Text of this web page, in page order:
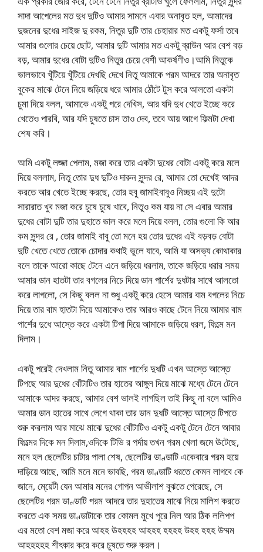
সাদা আপেলের মত দুধ দুটিও আমার সামনে এবার অনাবৃত হল, আমাদের
দুজনের দুধের সাইজ দু রকম, নিতুর দুটি তার চেহারার মত একটু ফর্সা তবে
আমার গুলোর চেয়ে ছোট, আমার দুটি আমার মত একটু ব্রাউন আর বেশ বড়
বড়, আমার দুধের বোটা দুটিও নিতুর চেয়ে বেশী আকর্ষণীও।আমি নিতুকে
ভালভাবে খুঁটিয়ে খুঁটিয়ে দেখছি দেখে নিতু আমাকে পরম আদরে তার অনাবৃত
বুকের মাঝে টেনে নিয়ে জড়িয়ে ধরে আমার ঠোঁটে টুস করে আলতো একটা
চুমা দিয়ে বলল, আমাকে একটু পরে দেখিস, আর যদি দুধ খেতে ইচ্ছে করে
খেতেও পারবি, আর যদি চুষতে চাস তাও দেব, তবে আয় আগে ফিল্মটা দেখা
শেষ করি।
আমি একটু লজ্জা পেলাম, মজা করে তার একটা দুধের বোটা একটু করে মলে
দিয়ে বললাম, নিতু তোর দুধ দুটিও দারুন সুন্দর রে, আমার তো দেখেই আদর
করতে আর খেতে ইচ্ছে করছে, তোর হবু জামাইবাবুও নিচ্ছয় এই দুটো
সারারাত খুব মজা করে চুষে চুষে খাবে, নিতুও কম যায় না সে এবার আমার
দুধের বোটা দুটি তার দুহাতে ভাল করে মলে দিয়ে বলল, তোর গুলো কি আর
কম সুন্দর রে , তোর জামাই বাবু তো মনে হয় তোর দুধের এই বড়বড় বোটা
দুটি খেতে খেতে তোকে চোদার কথাই ভুলে যাবে, আমি যা অসভ্য কোথাকার
বলে তাকে আরো কাছে টেনে এনে জড়িয়ে ধরলাম, তাকে জড়িয়ে ধরার সময়
আমার ডান হাতটা তার বগলের নিচে দিয়ে ডান পার্শের দুধটার সাথে আলতো
করে লাগলো, সে কিছু বলল না শুধু একটু করে হেসে আমার বাম বগলের নিচে
দিয়ে তার বাম হাতটা দিয়ে আমাকেও তার আরও কাছে টেনে নিয়ে আমার বাম
পার্শের দুধে আস্তে করে একটা টিপা দিয়ে আমাকে জড়িয়ে ধরল, ফিল্মে মন
দিলাম।
একটু পরেই দেখলাম নিতু আমার বাম পার্শের দুধটি এখন আস্তে আস্তে
টিপছে আর দুধের বোঁটাটিও তার হাতের আঙ্গুল দিয়ে মাঝে মধ্যে টেনে টেনে
আমাকে আদর করছে, আমার বেশ ভালই লাগছিল তাই কিছু না বলে আমিও
আমার ডান হাতের সাথে লেগে থাকা তার ডান দুধটি আস্তে আস্তে টিপতে
শুরু করলাম আর মাঝে মাঝে দুধের বোঁটাটিও একটু একটু টেনে টেনে আবার
ফিল্মের দিকে মন দিলাম,ওদিকে টিভি র পর্দায় তখন গরম খেলা জমে ঊটেছে,
মনে হল ছেলেটির চাটার পালা শেষ, ছেলেটির ডাণ্ডাটি একেবারে গরম হয়ে
দাড়িয়ে আছে, আমি মনে মনে ভাবছি, গরম ডাণ্ডাটি ধরতে কেমন লাগবে কে
জানে, মে্য়েটী যেন আমার মনের গোপন আভীলাশ বুঝতে পেরেছে, সে
ছেলেটির গরম ডাণ্ডাটি পরম আদরে তার দুহাতের মাঝে নিয়ে মালিশ করতে
করতে এক সময় ডাণ্ডাটাকে তার কোমল মুখে পুরে নিল আর ঠিক ললিপপ
এর মতো বেশ মজা করে আহহ ঊহহহহ আহহহ হহহহ উহহ হহহ উম্মম
আহহহহহ শীৎকার করে করে চুষতে শুরু করল।